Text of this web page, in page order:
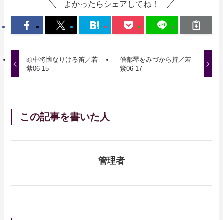
よかったらシェアしてね！
頭中将懐なりける笛／若
紫06-15
僧都琴をみづから持／若
紫06-17
この記事を書いた人
管理者